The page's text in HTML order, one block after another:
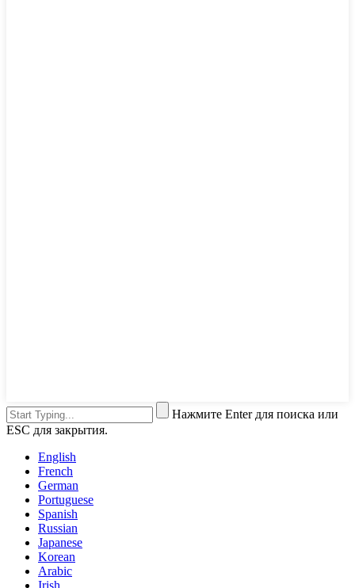
Нажмите Enter для поиска или
ESC для закрытия.
English
French
German
Portuguese
Spanish
Russian
Japanese
Korean
Arabic
Irish